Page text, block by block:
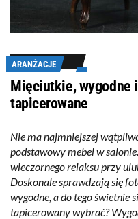
ARANŻACJE
Mięciutkie, wygodne
tapicerowane
Nie ma najmniejszej
podstawowy mebel w
wieczornego relaksu przy
Doskonale sprawdzają się
wygodne, a do tego świetnie
tapicerowany wybrać?